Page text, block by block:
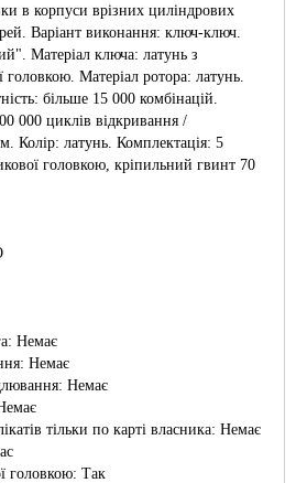
в корпуси врізних циліндрових
Варіант виконання: ключ-ключ.
Матеріал ключа: латунь з
головкою. Матеріал ротора: латунь.
більше 15 000 комбінацій.
000 циклів відкривання /
Колір: латунь. Комплектація: 5
головкою, кріпильний гвинт 70
Немає
Немає
Немає
тільки по карті власника: Немає
головкою: Так